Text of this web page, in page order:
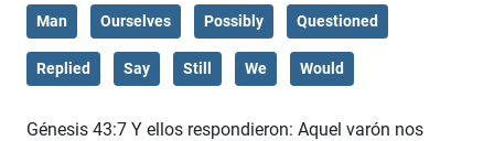
Man Ourselves Possibly Questioned
Replied Say Still We Would
Génesis 43:7 Y ellos respondieron: Aquel varón nos